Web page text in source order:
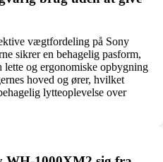
vægtfordeling på Sony
sikrer en behagelig pasform,
og ergonomiske opbygning
hoved og ører, hvilket
lytteoplevelse over